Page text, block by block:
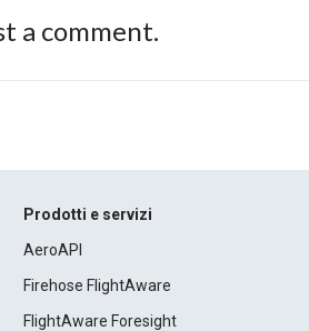
a comment.
Prodotti e servizi
AeroAPI
Firehose FlightAware
FlightAware Foresight